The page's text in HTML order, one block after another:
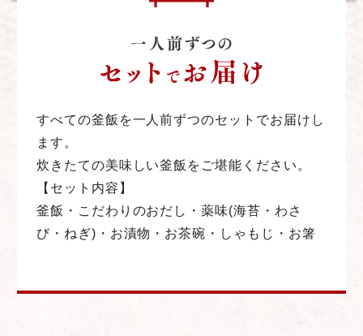
すべての釜飯を一人前ずつのセットでお届けし
ます。
炊きたての美味しい釜飯をご堪能ください。
【セット内容】
釜飯・ こだわりのおだし・薬味(海苔・わさ
び・ねぎ)・ お漬物・ お茶碗・ しゃもじ・ お箸